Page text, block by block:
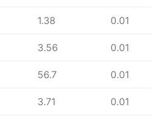
1.38 0.01
3.56 0.01
56.7 0.01
3.71 0.01